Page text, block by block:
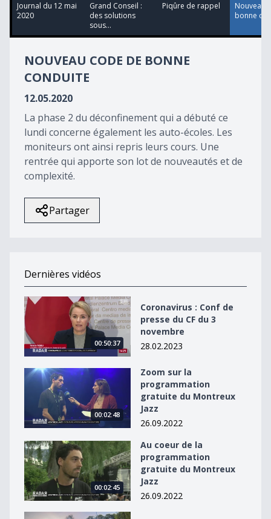
13
minutes,
seconds
Journal du 12 mai
2020
Grand Conseil :
des solutions
sous...
Piqûre de rappel
Nouveau
bonne
NOUVEAU CODE DE BONNE
CONDUITE
12.05.2020
La phase 2 du déconfinement qui a débuté ce
lundi concerne également les auto-écoles. Les
moniteurs ont ainsi repris leurs cours. Une
rentrée qui apporte son lot de nouveautés et de
complexité.
Partager
Dernières vidéos
Coronavirus : Conf de presse du CF du 3 novembre
00:50:37
Coronavirus : Conf de
presse du CF du 3
novembre
28.02.2023
Zoom sur la programmation gratuite du Montreux
00:02:48
Zoom sur la
programmation
gratuite du Montreux
Jazz
26.09.2022
Au coeur de la programmation gratuite du Montreux
00:02:45
Au coeur de la
programmation
gratuite du Montreux
Jazz
26.09.2022